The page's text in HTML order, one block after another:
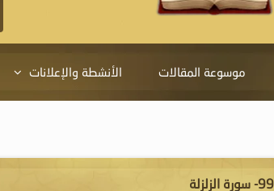
موسوعة المقالات الأنشطة والإعلانات